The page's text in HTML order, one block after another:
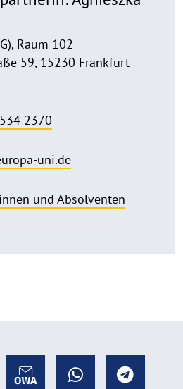
Raum 102
59, 15230 Frankfurt
2370
uni.de
und Absolventen